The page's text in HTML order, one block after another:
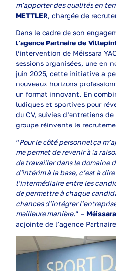
m’apporter des qualités en
METTLER, chargée de
Dans le cadre de son
l’agence Partnaire de
l’intervention de Méissara
sessions organisées, une en
juin 2025, cette initiative a
nouveaux horizons
un format innovant. En
ludiques et sportives pour
du CV, suivies d’entretiens
groupe réinvente le
“Pour le côté personnel ça
me permet de revenir à la
de travailler dans le domaine
d’intérim à la base, c’est à
l’intermédiaire entre les
de permettre à chaque
chances d’intégrer
meilleure manière.” –
adjointe de l’agence